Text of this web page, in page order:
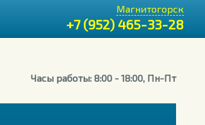
Магнитогорск
+7 (952) 465-33-28
Часы работы: 8:00 - 18:00, Пн-Пт